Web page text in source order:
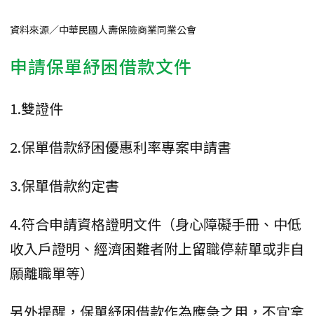
資料來源／中華民國人壽保險商業同業公會
申請保單紓困借款文件
1.雙證件
2.保單借款紓困優惠利率專案申請書
3.保單借款約定書
4.符合申請資格證明文件（身心障礙手冊、中低
收入戶證明、經濟困難者附上留職停薪單或非自
願離職單等）
另外提醒，保單紓困借款作為應急之用，不宜拿